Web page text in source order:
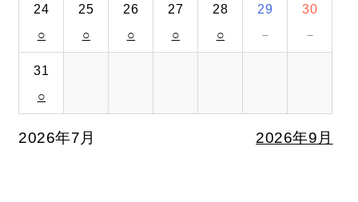
24
○
25
○
26
○
27
○
28
○
29
－
30
－
31
○
2026年7月 2026年9月